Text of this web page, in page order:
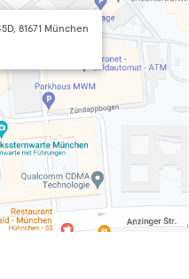
81671 München